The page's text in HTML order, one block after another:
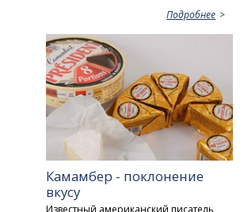
Подробнее
Камамбер - поклонение
вкусу
Известный американский писатель,